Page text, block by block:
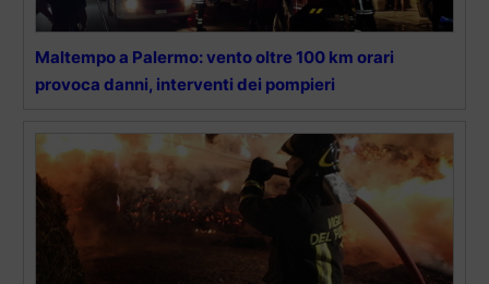
Maltempo a Palermo: vento oltre 100 km orari
provoca danni, interventi dei pompieri